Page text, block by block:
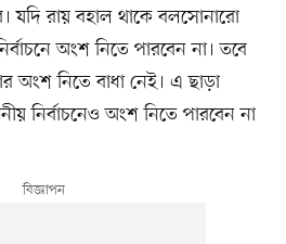
যদি রায় বহাল থাকে বলসোনারো
অংশ নিতে পারবেন না। তবে
অংশ নিতে বাধা নেই। এ ছাড়া
নির্বাচনেও অংশ নিতে পারবেন না